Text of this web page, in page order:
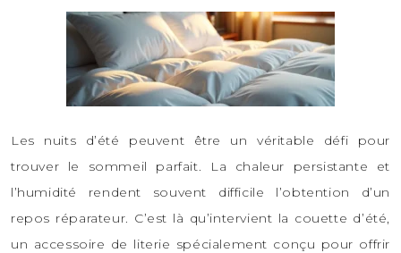
Les nuits d’été peuvent être un véritable défi pour
trouver le sommeil parfait. La chaleur persistante et
l’humidité rendent souvent difficile l’obtention d’un
repos réparateur. C’est là qu’intervient la couette d’été,
un accessoire de literie spécialement conçu pour offrir